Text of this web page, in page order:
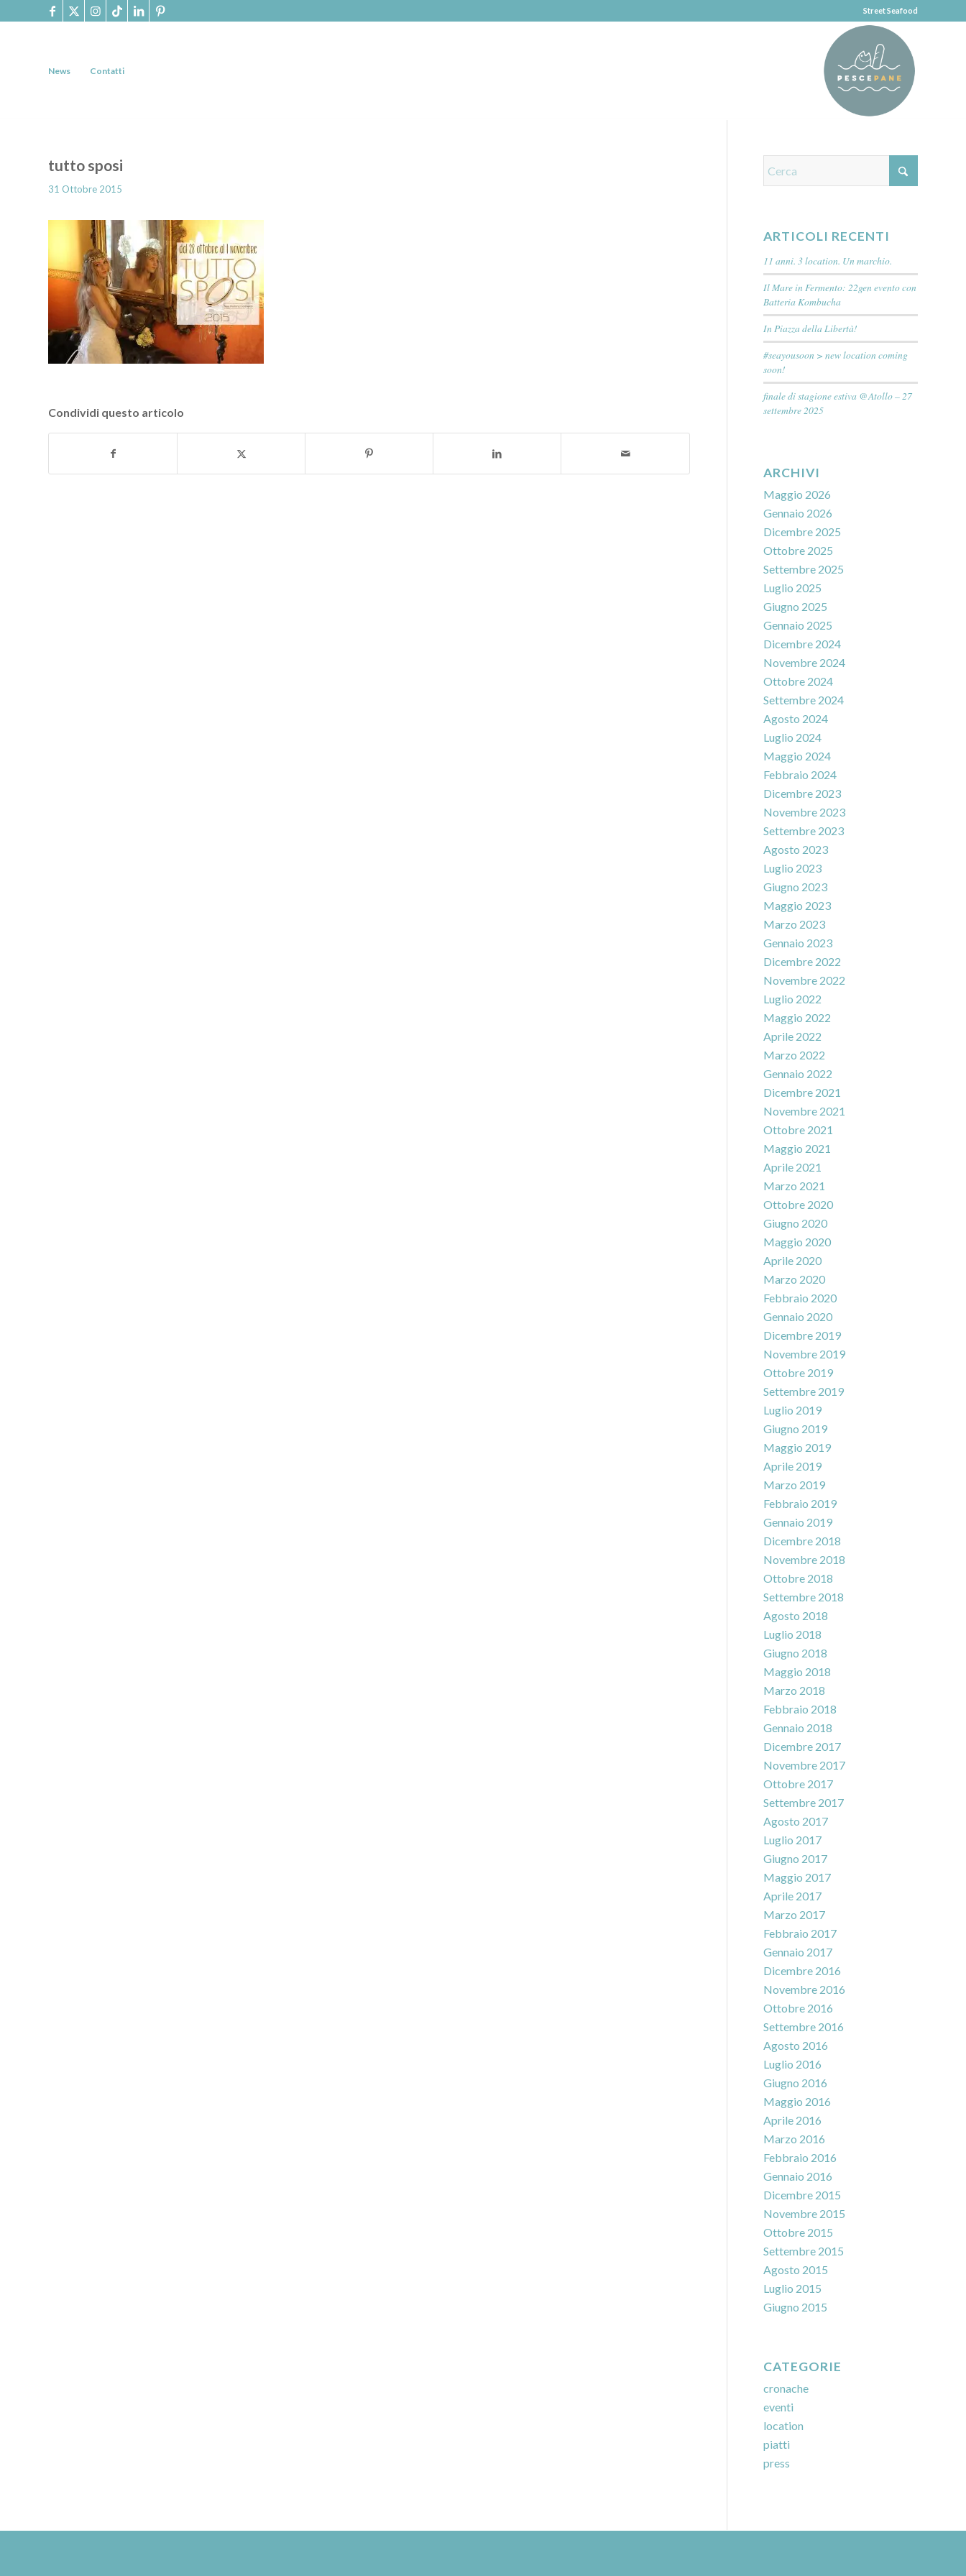
Street Seafood
News Contatti
tutto sposi
31 Ottobre 2015
Condividi questo articolo
ARTICOLI RECENTI
11 anni. 3 location. Un marchio.
Il Mare in Fermento: 22gen evento con
Batteria Kombucha
In Piazza della Libertà!
#seayousoon > new location coming
soon!
finale di stagione estiva @Atollo – 27
settembre 2025
ARCHIVI
Maggio 2026
Gennaio 2026
Dicembre 2025
Ottobre 2025
Settembre 2025
Luglio 2025
Giugno 2025
Gennaio 2025
Dicembre 2024
Novembre 2024
Ottobre 2024
Settembre 2024
Agosto 2024
Luglio 2024
Maggio 2024
Febbraio 2024
Dicembre 2023
Novembre 2023
Settembre 2023
Agosto 2023
Luglio 2023
Giugno 2023
Maggio 2023
Marzo 2023
Gennaio 2023
Dicembre 2022
Novembre 2022
Luglio 2022
Maggio 2022
Aprile 2022
Marzo 2022
Gennaio 2022
Dicembre 2021
Novembre 2021
Ottobre 2021
Maggio 2021
Aprile 2021
Marzo 2021
Ottobre 2020
Giugno 2020
Maggio 2020
Aprile 2020
Marzo 2020
Febbraio 2020
Gennaio 2020
Dicembre 2019
Novembre 2019
Ottobre 2019
Settembre 2019
Luglio 2019
Giugno 2019
Maggio 2019
Aprile 2019
Marzo 2019
Febbraio 2019
Gennaio 2019
Dicembre 2018
Novembre 2018
Ottobre 2018
Settembre 2018
Agosto 2018
Luglio 2018
Giugno 2018
Maggio 2018
Marzo 2018
Febbraio 2018
Gennaio 2018
Dicembre 2017
Novembre 2017
Ottobre 2017
Settembre 2017
Agosto 2017
Luglio 2017
Giugno 2017
Maggio 2017
Aprile 2017
Marzo 2017
Febbraio 2017
Gennaio 2017
Dicembre 2016
Novembre 2016
Ottobre 2016
Settembre 2016
Agosto 2016
Luglio 2016
Giugno 2016
Maggio 2016
Aprile 2016
Marzo 2016
Febbraio 2016
Gennaio 2016
Dicembre 2015
Novembre 2015
Ottobre 2015
Settembre 2015
Agosto 2015
Luglio 2015
Giugno 2015
CATEGORIE
cronache
eventi
location
piatti
press